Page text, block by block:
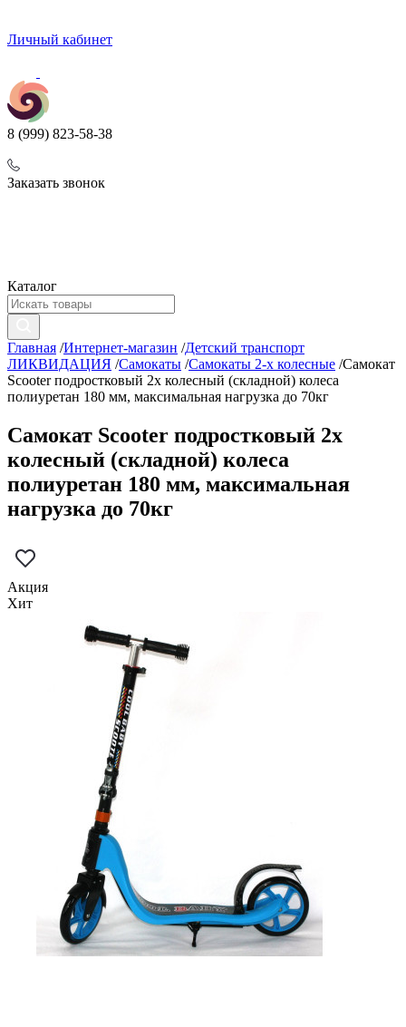
Личный кабинет
8 (999) 823-58-38
Заказать звонок
Каталог
Главная /Интернет-магазин /Детский транспорт
ЛИКВИДАЦИЯ /Самокаты /Самокаты 2-х колесные /Самокат
Scooter подростковый 2х колесный (складной) колеса
полиуретан 180 мм, максимальная нагрузка до 70кг
Самокат Scooter подростковый 2х
колесный (складной) колеса
полиуретан 180 мм, максимальная
нагрузка до 70кг
Акция
Хит